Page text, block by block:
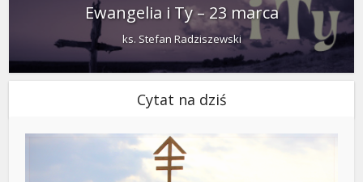
Ewangelia i Ty – 23 marca
ks. Stefan Radziszewski
Cytat na dziś